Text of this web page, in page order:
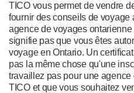
TICO vous permet de vendre
fournir des conseils de voyage
agence de voyages
signifie pas que vous êtes
voyage en Ontario. Un
pas la même chose qu'une
travaillez pas pour une
TICO et que vous souhaitez